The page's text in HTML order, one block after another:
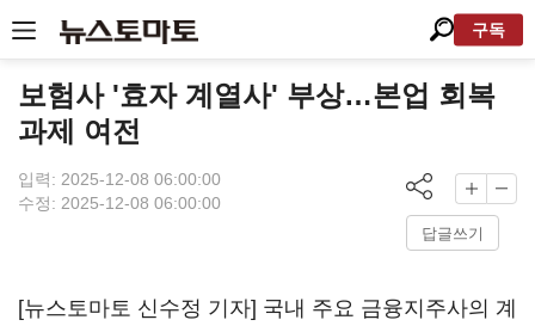
구독
보험사 '효자 계열사' 부상…본업 회복
과제 여전
입력: 2025-12-08 06:00:00
수정: 2025-12-08 06:00:00
답글쓰기
[뉴스토마토 신수정 기자] 국내 주요 금융지주사의 계